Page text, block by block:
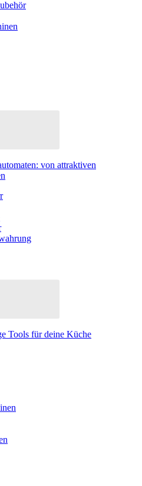
von attraktiven
Tools für deine Küche